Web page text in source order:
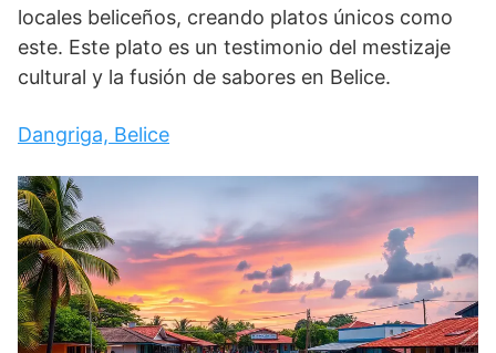
locales beliceños, creando platos únicos como
este. Este plato es un testimonio del mestizaje
cultural y la fusión de sabores en Belice.
Dangriga, Belice